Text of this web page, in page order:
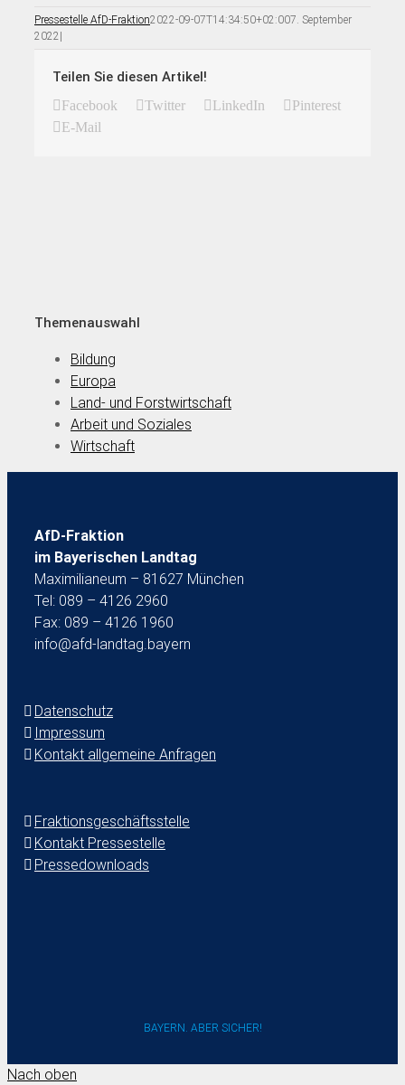
Pressestelle AfD-Fraktion2022-09-07T14:34:50+02:007. September
2022 |
Teilen Sie diesen Artikel!
Facebook Twitter LinkedIn
Pinterest
E-Mail
Themenauswahl
Bildung
Europa
Land- und Forstwirtschaft
Arbeit und Soziales
Wirtschaft
AfD-Fraktion
im Bayerischen Landtag
Maximilianeum – 81627 München
Tel: 089 – 4126 2960
Fax: 089 – 4126 1960
info@afd-landtag.bayern
Datenschutz
Impressum
Kontakt allgemeine Anfragen
Fraktionsgeschäftsstelle
Kontakt Pressestelle
Pressedownloads
BAYERN. ABER SICHER!
Nach oben